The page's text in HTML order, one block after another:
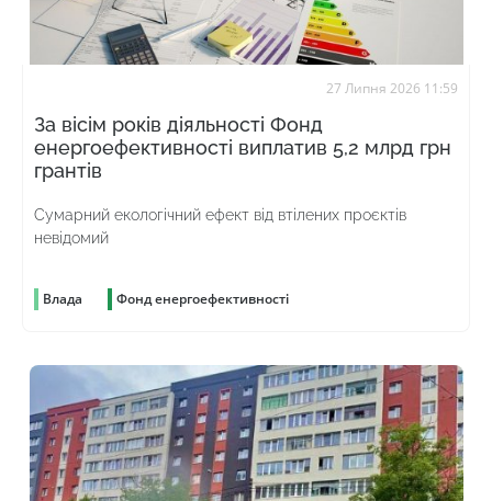
27 Липня 2026 11:59
За вісім років діяльності Фонд
енергоефективності виплатив 5,2 млрд грн
грантів
Сумарний екологічний ефект від втілених проєктів
невідомий
Влада Фонд енергоефективності